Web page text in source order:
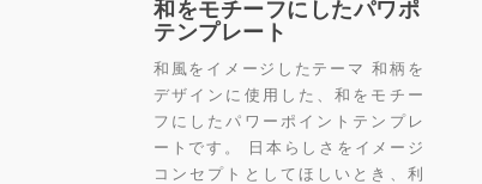
和をモチーフにしたパワポ
テンプレート
和風をイメージしたテーマ 和柄を
デザインに使用した、和をモチー
フにしたパワーポイントテンプレ
ートです。 日本らしさをイメージ
コンセプトとしてほしいとき、利